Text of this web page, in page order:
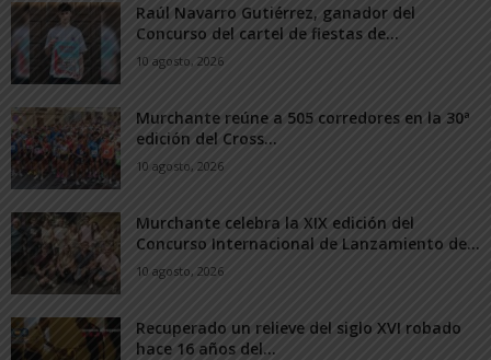
Raúl Navarro Gutiérrez, ganador del
Concurso del cartel de fiestas de...
10 agosto, 2026
Murchante reúne a 505 corredores en la 30ª
edición del Cross...
10 agosto, 2026
Murchante celebra la XIX edición del
Concurso Internacional de Lanzamiento de...
10 agosto, 2026
Recuperado un relieve del siglo XVI robado
hace 16 años del...